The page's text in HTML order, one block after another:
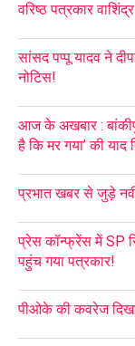
वरिष्ठ पत्रकार
सांसद पप्पू यादव ने
नोटिस!
आज के अखबार :
है कि मर गया’ की याद
प्रभात खबर से जुड़े
प्रेस कॉन्फ्रेंस में SP
पहुंच गया पत्रकार!
पीओके की कवरेज